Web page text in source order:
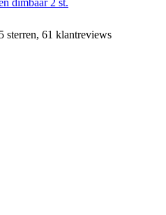
sterren, 61 klantreviews